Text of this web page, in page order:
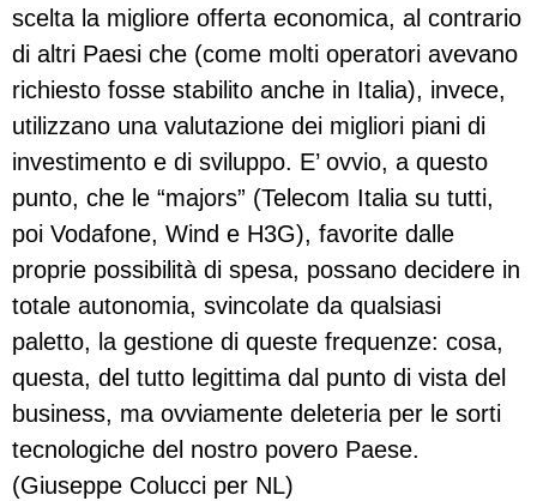
scelta la migliore offerta economica, al contrario
di altri Paesi che (come molti operatori avevano
richiesto fosse stabilito anche in Italia), invece,
utilizzano una valutazione dei migliori piani di
investimento e di sviluppo. E’ ovvio, a questo
punto, che le “majors” (Telecom Italia su tutti,
poi Vodafone, Wind e H3G), favorite dalle
proprie possibilità di spesa, possano decidere in
totale autonomia, svincolate da qualsiasi
paletto, la gestione di queste frequenze: cosa,
questa, del tutto legittima dal punto di vista del
business, ma ovviamente deleteria per le sorti
tecnologiche del nostro povero Paese.
(Giuseppe Colucci per NL)